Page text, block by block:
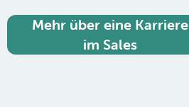
Mehr über eine Karriere
im Sales